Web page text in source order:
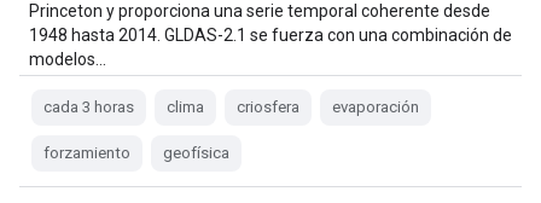
Princeton y proporciona una serie temporal coherente desde
1948 hasta 2014. GLDAS-2.1 se fuerza con una combinación de
modelos…
cada 3 horas clima criosfera evaporación
forzamiento geofísica